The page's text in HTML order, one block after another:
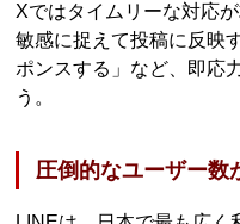
Xではタイムリーな対応
敏感に捉えて投稿に反映
ポンスする」など、即応
う。
圧倒的なユーザー数